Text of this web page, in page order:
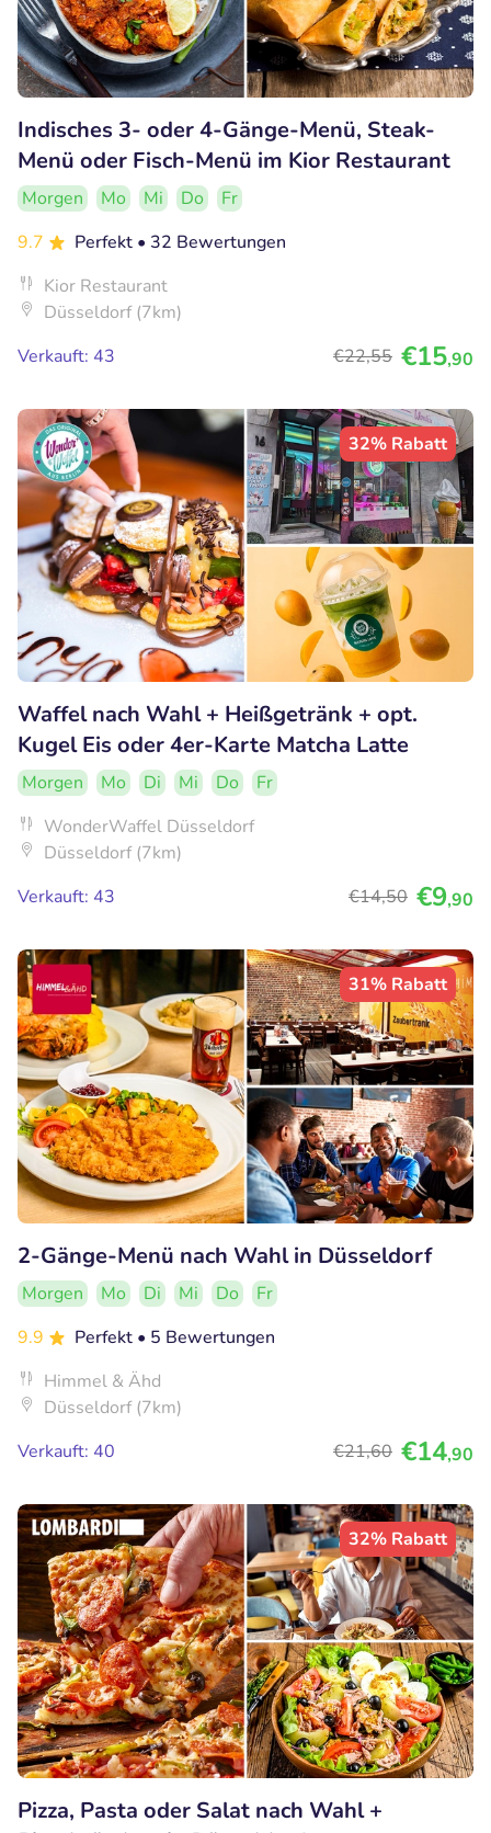
Indisches 3- oder 4-Gänge-Menü, Steak-
Menü oder Fisch-Menü im Kior Restaurant
Morgen Mo Mi Do
Fr
9.7
Perfekt • 32 Bewertungen
Kior Restaurant
Düsseldorf (7km)
Verkauft: 43
€22,55 €15,90
32% Rabatt
Waffel nach Wahl + Heißgetränk + opt.
Kugel Eis oder 4er-Karte Matcha Latte
Morgen Mo Di Mi Do
Fr
WonderWaffel Düsseldorf
Düsseldorf (7km)
Verkauft: 43
€14,50 €9,90
31% Rabatt
2-Gänge-Menü nach Wahl in Düsseldorf
Morgen Mo Di Mi Do
Fr
9.9
Perfekt • 5 Bewertungen
Himmel & Ähd
Düsseldorf (7km)
Verkauft: 40
€21,60 €14,90
32% Rabatt
Pizza, Pasta oder Salat nach Wahl +